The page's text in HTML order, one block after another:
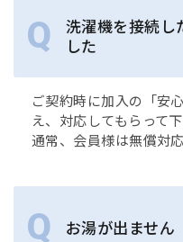
洗濯機を接続し
した
ご契約時に加入の「安
え、対応してもらって下
通常、会員様は無償対
お湯が出ません